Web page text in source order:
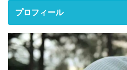
プロフィール